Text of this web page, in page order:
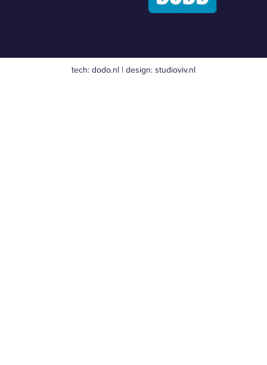
tech: dodo.nl | design: studioviv.nl